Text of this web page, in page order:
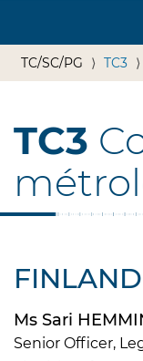
TC/SC/PG TC3
TC3
Ms Sari
Senior Officer,